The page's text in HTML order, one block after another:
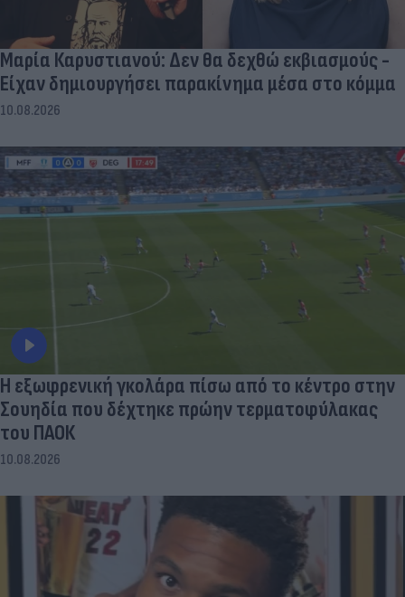
Μαρία Καρυστιανού: Δεν θα δεχθώ εκβιασμούς -
Είχαν δημιουργήσει παρακίνημα μέσα στο κόμμα
10.08.2026
Η εξωφρενική γκολάρα πίσω από το κέντρο στην
Σουηδία που δέχτηκε πρώην τερματοφύλακας
του ΠΑΟΚ
10.08.2026